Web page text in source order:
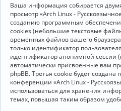
я
Ваша информация собирается
просмотр «Arch Linux -
созданию программным
cookies (небольшие текстовые
временных файлов вашего
только идентификатор
идентификатор анонимной сессии
автоматически присвоенные вам
phpBB. Третья cookie будет
конференции «Arch Linux -
использоваться для хранения
темах, повышая таким образом